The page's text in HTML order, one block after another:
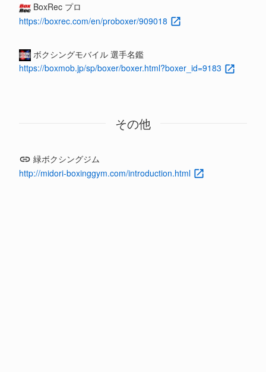
BoxRec プロ
https://boxrec.com/en/proboxer/909018
ボクシングモバイル 選手名鑑
https://boxmob.jp/sp/boxer/boxer.html?boxer_id=9183
その他
緑ボクシングジム
http://midori-boxinggym.com/introduction.html